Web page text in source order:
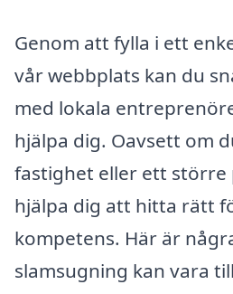
Genom att fylla i ett
vår webbplats kan du
med lokala
hjälpa dig. Oavsett om
fastighet eller ett större
hjälpa dig att hitta rätt
kompetens. Här är
slamsugning kan vara